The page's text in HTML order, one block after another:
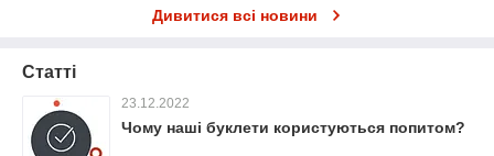
Дивитися всі новини
Статті
23.12.2022
Чому наші буклети користуються попитом?